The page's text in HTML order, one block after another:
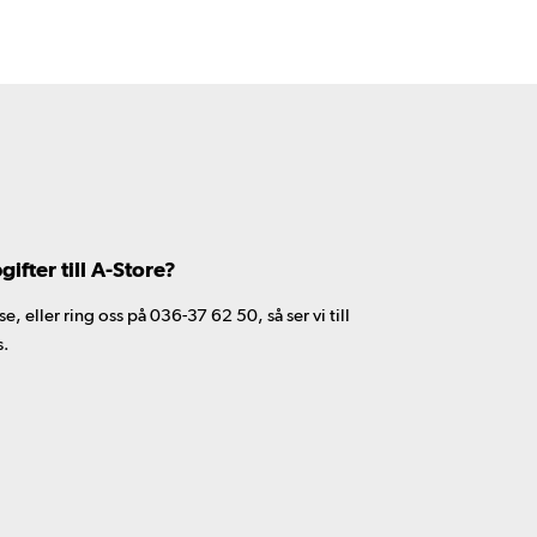
till A-Store?
eller ring oss på 036-37 62 50, så ser vi till